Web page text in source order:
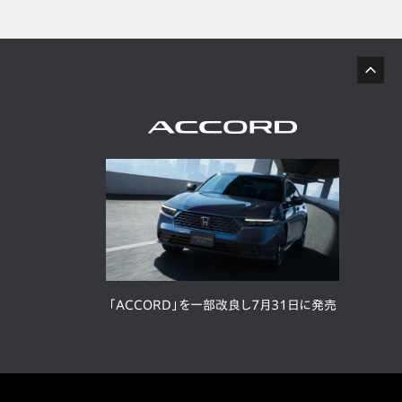
「ACCORD」を一部改良し7月31日に発売